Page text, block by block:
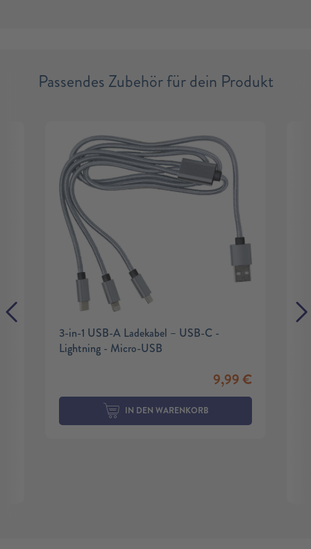
Passendes Zubehör für dein Produkt
3-in-1 USB-A Ladekabel – USB-C -
Lightning - Micro-USB
9,99€
IN DEN WARENKORB